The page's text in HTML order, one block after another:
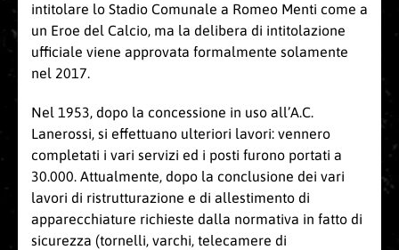
intitolare lo Stadio Comunale a Romeo Menti come a
un Eroe del Calcio, ma la delibera di intitolazione
ufficiale viene approvata formalmente solamente
nel 2017.
Nel 1953, dopo la concessione in uso all’A.C.
Lanerossi, si effettuano ulteriori lavori: vennero
completati i vari servizi ed i posti furono portati a
30.000. Attualmente, dopo la conclusione dei vari
lavori di ristrutturazione e di allestimento di
apparecchiature richieste dalla normativa in fatto di
sicurezza (tornelli, varchi, telecamere di